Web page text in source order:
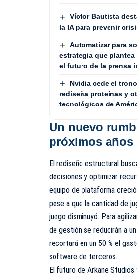
Víctor Bautista
la IA para prevenir
Automatizar para
estrategia que plantea
el futuro de la prensa
Nvidia cede el
rediseña proteínas y
tecnológicos de
Un nuevo
próximos años
El rediseño estructural
decisiones y optimizar
equipo de plataforma
pese a que la cantidad de
juego disminuyó. Para
de gestión se reducirán a
recortará en un 50 % el
software de terceros.
El futuro de Arkane